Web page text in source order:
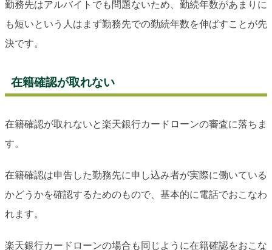
勤務先はアルバイトでも問題ないため、勤続年数があまりに
も短いという人はまず勤務先での勤続年数を伸ばすことが先
決です。
在籍確認が取れない
在籍確認が取れないと楽天銀行カードローンの審査に落ちま
す。
在籍確認は申告した勤務先に申し込み者が実際に働いている
かどうかを確認するためのもので、基本的に電話でおこなわ
れます。
楽天銀行カードローンの場合も同じように在籍確認をおこな